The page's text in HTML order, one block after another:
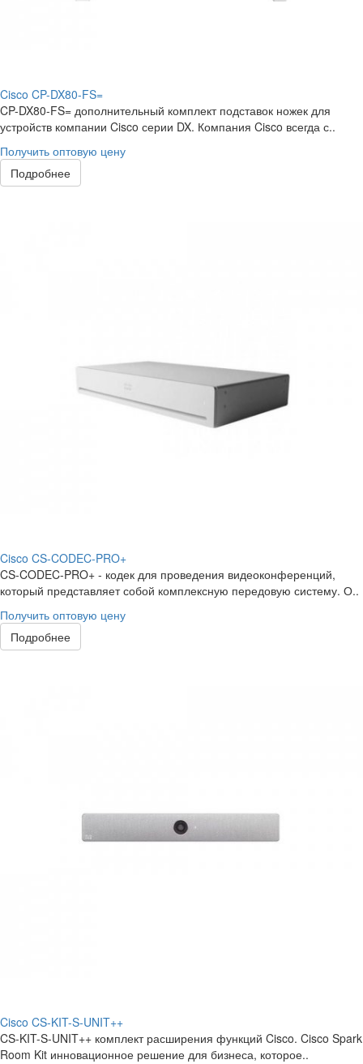
Cisco CP-DX80-FS=
CP-DX80-FS= дополнительный комплект подставок ножек для
устройств компании Cisco серии DX. Компания Cisco всегда с..
Получить оптовую цену
Подробнее
Cisco CS-CODEC-PRO+
CS-CODEC-PRO+ - кодек для проведения видеоконференций,
который представляет собой комплексную передовую систему. О..
Получить оптовую цену
Подробнее
Cisco CS-KIT-S-UNIT++
CS-KIT-S-UNIT++ комплект расширения функций Cisco. Cisco Spark
Room Kit инновационное решение для бизнеса, которое..